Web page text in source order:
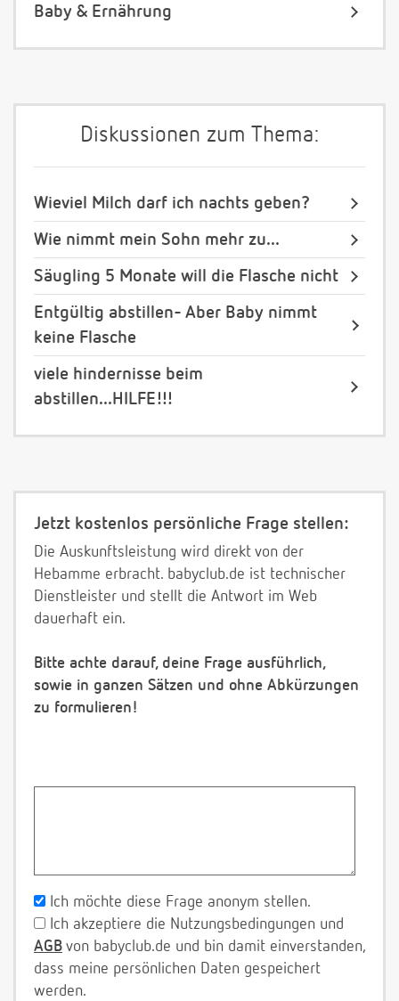
Baby & Ernährung
Diskussionen zum Thema:
Wieviel Milch darf ich nachts geben?
Wie nimmt mein Sohn mehr zu...
Säugling 5 Monate will die Flasche nicht
Entgültig abstillen- Aber Baby nimmt
keine Flasche
viele hindernisse beim
abstillen...HILFE!!!
Jetzt kostenlos persönliche Frage stellen:
Die Auskunftsleistung wird direkt von der
Hebamme erbracht. babyclub.de ist technischer
Dienstleister und stellt die Antwort im Web
dauerhaft ein.
Bitte achte darauf, deine Frage ausführlich,
sowie in ganzen Sätzen und ohne Abkürzungen
zu formulieren!
Ich möchte diese Frage anonym stellen.
Ich akzeptiere die Nutzungsbedingungen und
AGB von babyclub.de und bin damit einverstanden,
dass meine persönlichen Daten gespeichert
werden.